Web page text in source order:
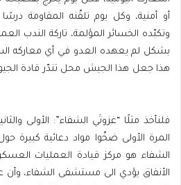
أو أمنية، وكل يوم تلقّنه المقاومة درسًا
وتكبّده الخسائر المؤلمة، تاركة الندب
بشكل لم يعهده العدو في أي معاركه
هذا جعل هذا الجيش محل تندّر قادة
فلنأخذ مثلًا “غزوتَي الشفاء”: الأولى
المرة الأولى ضخّوا مواد دعائية كبيرة
الشفاء هو مركز قيادة العمليات
الأنفاق يؤدي الى مستشفى الشفاء، وأن